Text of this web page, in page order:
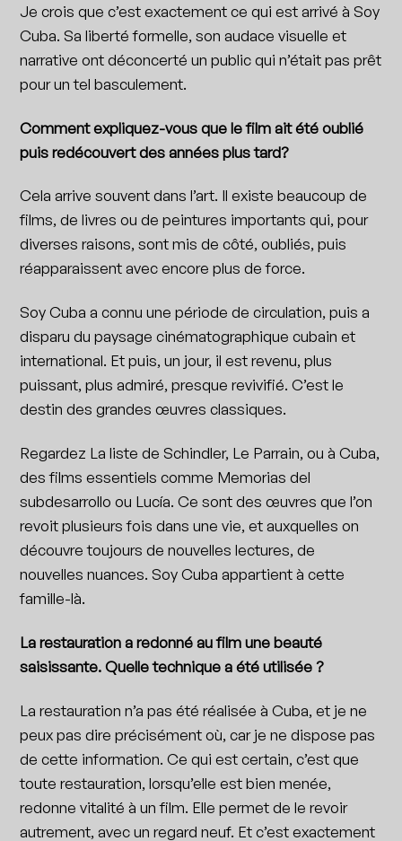
Je crois que c’est exactement ce qui est arrivé à Soy
Cuba. Sa liberté formelle, son audace visuelle et
narrative ont déconcerté un public qui n’était pas prêt
pour un tel basculement.
Comment expliquez-vous que le film ait été oublié
puis redécouvert des années plus tard?
Cela arrive souvent dans l’art. Il existe beaucoup de
films, de livres ou de peintures importants qui, pour
diverses raisons, sont mis de côté, oubliés, puis
réapparaissent avec encore plus de force.
Soy Cuba a connu une période de circulation, puis a
disparu du paysage cinématographique cubain et
international. Et puis, un jour, il est revenu, plus
puissant, plus admiré, presque revivifié. C’est le
destin des grandes œuvres classiques.
Regardez La liste de Schindler, Le Parrain, ou à Cuba,
des films essentiels comme Memorias del
subdesarrollo ou Lucía. Ce sont des œuvres que l’on
revoit plusieurs fois dans une vie, et auxquelles on
découvre toujours de nouvelles lectures, de
nouvelles nuances. Soy Cuba appartient à cette
famille-là.
La restauration a redonné au film une beauté
saisissante. Quelle technique a été utilisée ?
La restauration n’a pas été réalisée à Cuba, et je ne
peux pas dire précisément où, car je ne dispose pas
de cette information. Ce qui est certain, c’est que
toute restauration, lorsqu’elle est bien menée,
redonne vitalité à un film. Elle permet de le revoir
autrement, avec un regard neuf. Et c’est exactement